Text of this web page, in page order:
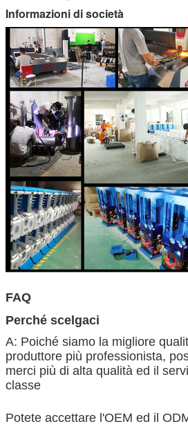
Informazioni di società
FAQ
Perché scelgaci
A: Poiché siamo la migliore
produttore più professionista,
merci più di alta qualità ed il
classe
Potete accettare l'OEM ed il